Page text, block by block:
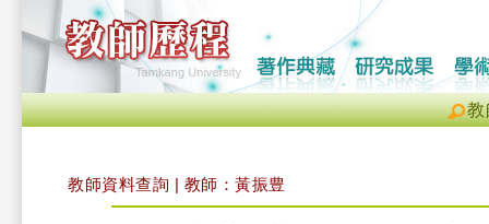
教
教師資料查詢 | 教師：黃振豊